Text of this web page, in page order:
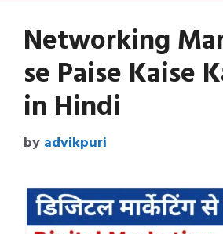
Networking
se Paise Kaise
in Hindi
byadvikpuri